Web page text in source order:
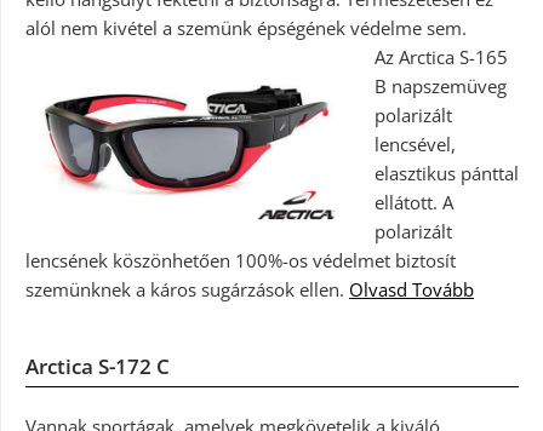
alól nem kivétel a szemünk épségének védelme sem.
Az Arctica S-165
B napszemüveg
polarizált
lencsével,
elasztikus pánttal
ellátott. A
polarizált
lencsének köszönhetően 100%-os védelmet biztosít
szemünknek a káros sugárzások ellen. Olvasd Tovább
Arctica S-172 C
Vannak sportágak, amelyek megkövetelik a kiváló